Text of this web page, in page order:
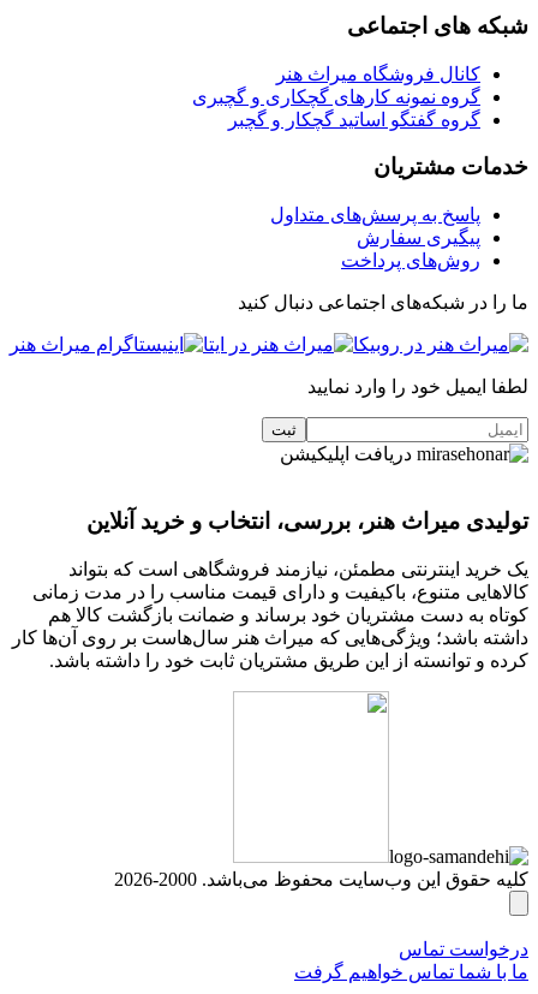
شبکه های اجتماعی
کانال فروشگاه میراث هنر
گروه نمونه کارهای گچکاری و گچبری
گروه گفتگو اساتید گچکار و گچبر
خدمات مشتریان
پاسخ به پرسش‌های متداول
پیگیری سفارش
روش‌های پرداخت
ما را در شبکه‌های اجتماعی دنبال کنید
لطفا ایمیل خود را وارد نمایید
دریافت اپلیکیشن
تولیدی میراث هنر، بررسی، انتخاب و خرید آنلاین
یک خرید اینترنتی مطمئن، نیازمند فروشگاهی است که بتواند
کالاهایی متنوع، باکیفیت و دارای قیمت مناسب را در مدت زمانی
کوتاه به دست مشتریان خود برساند و ضمانت بازگشت کالا هم
داشته باشد؛ ویژگی‌هایی که میراث هنر سال‌هاست بر روی آن‌ها کار
کرده و توانسته از این طریق مشتریان ثابت خود را داشته باشد.
کلیه حقوق این وب‌سایت محفوظ می‌باشد. 2000-2026
درخواست تماس
ما با شما تماس خواهیم گرفت